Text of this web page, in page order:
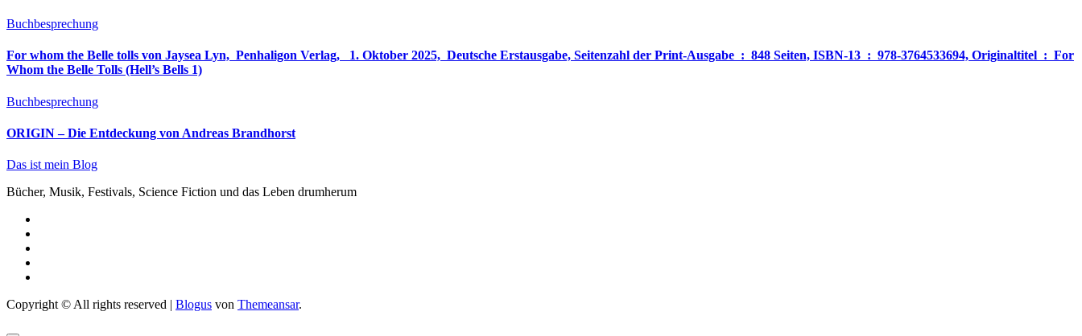
Buchbesprechung
For whom the Belle tolls von Jaysea Lyn, ‎ Penhaligon Verlag, ‎ 1. Oktober 2025, ‎ Deutsche Erstausgabe, Seitenzahl der Print-Ausgabe ‏ : ‎ 848 Seiten, ISBN-13 ‏ : ‎ 978-3764533694, Originaltitel ‏ : ‎ For
Whom the Belle Tolls (Hell’s Bells 1)
Buchbesprechung
ORIGIN – Die Entdeckung von Andreas Brandhorst
Das ist mein Blog
Bücher, Musik, Festivals, Science Fiction und das Leben drumherum
Copyright © All rights reserved | Blogus von Themeansar.